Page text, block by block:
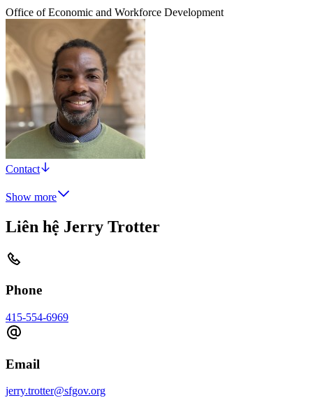
Office of Economic and Workforce Development
Contact
Show more
Liên hệ Jerry Trotter
Phone
415-554-6969
Email
jerry.trotter@sfgov.org